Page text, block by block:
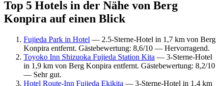
Top 5 Hotels in der Nähe von Berg
Konpira auf einen Blick
Fujieda Park in Hotel — 2.5-Sterne-Hotel in 1,7 km von Berg
Konpira entfernt. Gästebewertung: 8,6/10 — Hervorragend.
Toyoko Inn Shizuoka Fujieda Station Kita — 3-Sterne-Hotel
in 1,9 km von Berg Konpira entfernt. Gästebewertung: 8,2/10
— Sehr gut.
Hotel Route-Inn Fujieda Ekikita — 3-Sterne-Hotel in 1,4 km